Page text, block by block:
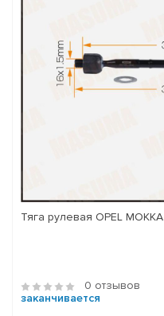
Тяга рулевая OPEL MOKKA
0 отзывов
заканчивается